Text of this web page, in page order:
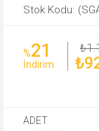
%21
İndirim
ADET